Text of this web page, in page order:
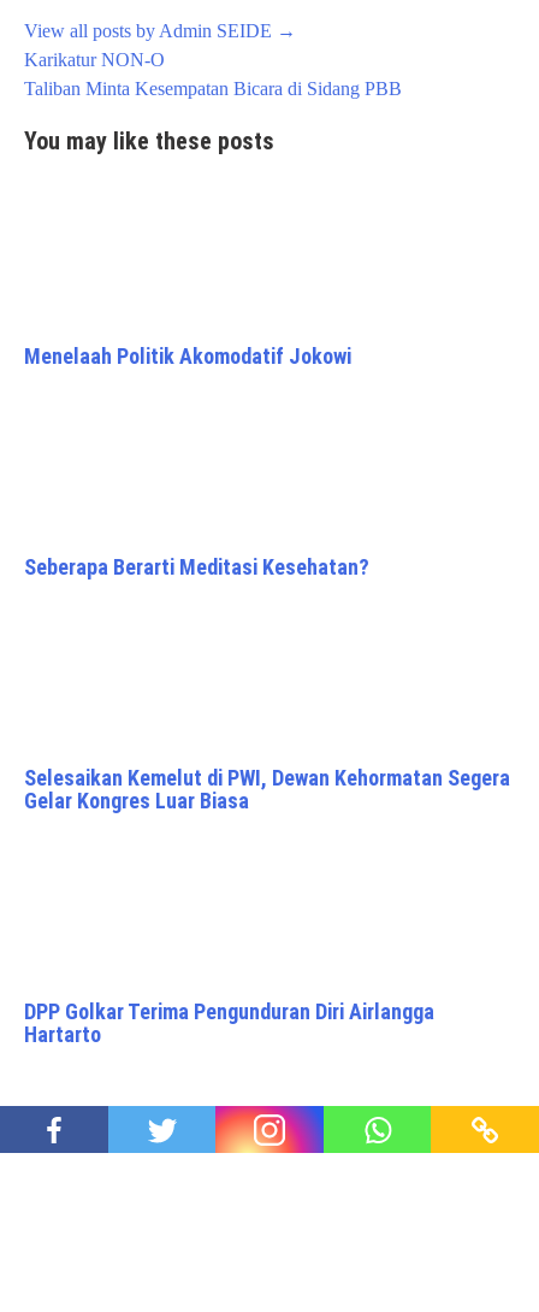
View all posts by Admin SEIDE →
Post
navigation
Karikatur NON-O
Taliban Minta Kesempatan Bicara di Sidang PBB
You may like these posts
Menelaah Politik Akomodatif Jokowi
Seberapa Berarti Meditasi Kesehatan?
Selesaikan Kemelut di PWI, Dewan Kehormatan Segera
Gelar Kongres Luar Biasa
DPP Golkar Terima Pengunduran Diri Airlangga
Hartarto